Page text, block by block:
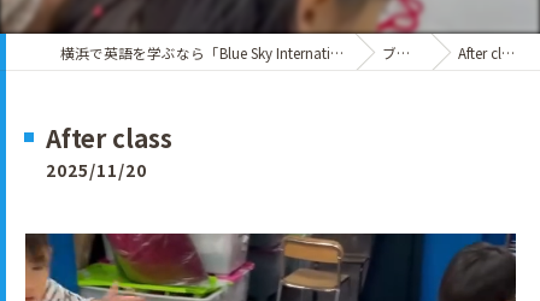
横浜で英語を学ぶなら「Blue Sky International」 ブログ After class
After class
2025/11/20